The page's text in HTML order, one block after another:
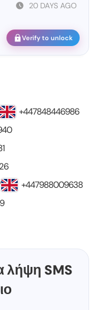
20 DAYS AGO
Verify to unlock
+447848446986
+447988009638
λήψη SMS